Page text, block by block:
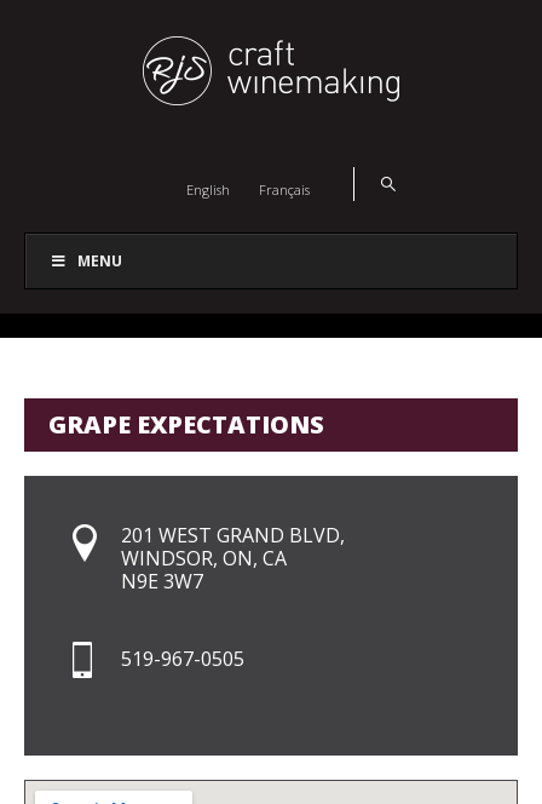
English Français
MENU
GRAPE EXPECTATIONS
201 WEST GRAND BLVD,
WINDSOR, ON, CA
N9E 3W7
519-967-0505